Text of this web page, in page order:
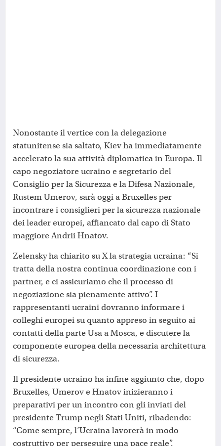
Nonostante il vertice con la delegazione
statunitense sia saltato, Kiev ha immediatamente
accelerato la sua attività diplomatica in Europa. Il
capo negoziatore ucraino e segretario del
Consiglio per la Sicurezza e la Difesa Nazionale,
Rustem Umerov, sarà oggi a Bruxelles per
incontrare i consiglieri per la sicurezza nazionale
dei leader europei, affiancato dal capo di Stato
maggiore Andrii Hnatov.
Zelensky ha chiarito su X la strategia ucraina: “Si
tratta della nostra continua coordinazione con i
partner, e ci assicuriamo che il processo di
negoziazione sia pienamente attivo”. I
rappresentanti ucraini dovranno informare i
colleghi europei su quanto appreso in seguito ai
contatti della parte Usa a Mosca, e discutere la
componente europea della necessaria architettura
di sicurezza.
Il presidente ucraino ha infine aggiunto che, dopo
Bruxelles, Umerov e Hnatov inizieranno i
preparativi per un incontro con gli inviati del
presidente Trump negli Stati Uniti, ribadendo:
“Come sempre, l’Ucraina lavorerà in modo
costruttivo per perseguire una pace reale”.